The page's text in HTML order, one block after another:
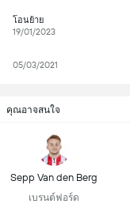
โอนย้าย
19/01/2023
05/03/2021
คุณอาจสนใจ
Sepp Van den Berg
เบรนต์ฟอร์ด